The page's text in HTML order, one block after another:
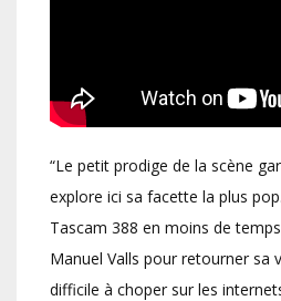
“Le petit prodige de la scène
explore ici sa facette la plus
Tascam 388 en moins de temps
Manuel Valls pour retourner sa
difficile à choper sur les